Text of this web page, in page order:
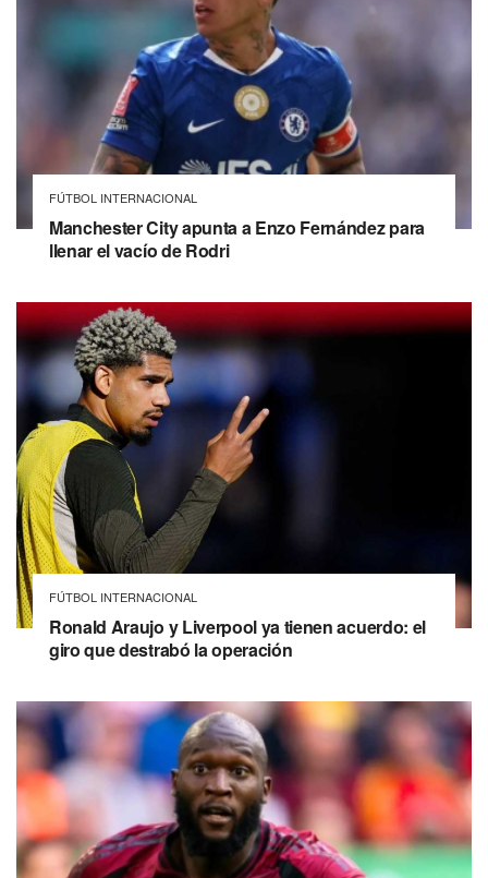
FÚTBOL INTERNACIONAL
Manchester City apunta a Enzo Fernández para
llenar el vacío de Rodri
FÚTBOL INTERNACIONAL
Ronald Araujo y Liverpool ya tienen acuerdo: el
giro que destrabó la operación